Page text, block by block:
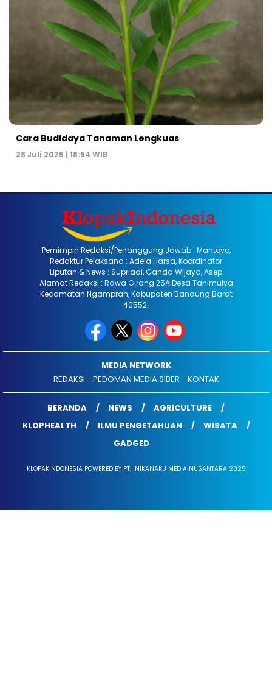
Cara Budidaya Tanaman Lengkuas
28 Juli 2025 | 18:54 WIB
Pemimpin Redaksi/Penanggung Jawab : Mantoyo,
Redaktur Pelaksana : Adela Harsa, Koordinator
Liputan & News : Supriadi, Ganda Wijaya, Asep
Alamat Redaksi : Rawa Girang 25A Desa Tanimulya
Kecamatan Ngamprah, Kabupaten Bandung Barat
40552.
MEDIA NETWORK
REDAKSI
PEDOMAN MEDIA SIBER KONTAK
BERANDA NEWS
AGRICULTURE
KLOPHEALTH
ILMU PENGETAHUAN
WISATA
GADGED
KLOPAKINDONESIA POWERED BY PT. INIKANAKU MEDIA NUSANTARA 2025